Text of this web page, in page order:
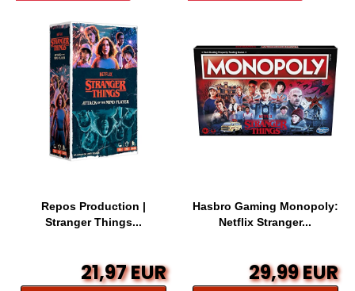
Repos Production |
Stranger Things...
21,97 EUR
Hasbro Gaming Monopoly:
Netflix Stranger...
29,99 EUR